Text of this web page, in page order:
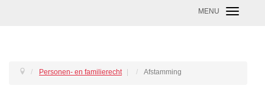
Toggle
MENU
Personen- en familierecht Afstamming